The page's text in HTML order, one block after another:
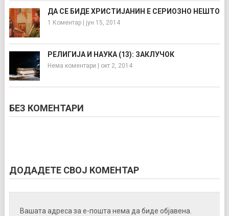
ДА СЕ БИДЕ ХРИСТИЈАНИН Е СЕРИОЗНО НЕШТО
1 Коментар| јун 15, 2014
РЕЛИГИЈА И НАУКА (13): ЗАКЛУЧОК
Нема коментари окт 2, 2014
БЕЗ КОМЕНТАРИ
ДОДАДЕТЕ СВОЈ КОМЕНТАР
Вашата адреса за е-пошта нема да биде објавена.